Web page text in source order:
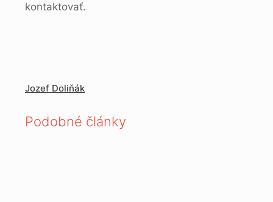
kontaktovať.
Jozef Doliňák
Podobné články